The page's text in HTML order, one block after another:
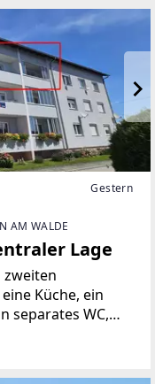
Gestern
AM WALDE
Lage
zweiten
Küche, ein
separates WC,
Zusätzlich